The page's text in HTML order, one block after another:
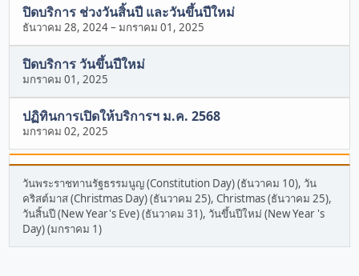
ปิดบริการ ช่วงวันสิ้นปี และวันขึ้นปีใหม่
ธันวาคม 28, 2024–มกราคม 01, 2025
ปิดบริการ วันขึ้นปีใหม่
มกราคม 01, 2025
ปฏิทินการเปิดให้บริการฯ ม.ค. 2568
มกราคม 02, 2025
วันพระราชทานรัฐธรรมนูญ (Constitution Day) (ธันวาคม 10), วัน
คริสต์มาส (Christmas Day) (ธันวาคม 25), Christmas (ธันวาคม 25),
วันสิ้นปี (New Year's Eve) (ธันวาคม 31), วันขึ้นปีใหม่ (New Year 's
Day) (มกราคม 1)